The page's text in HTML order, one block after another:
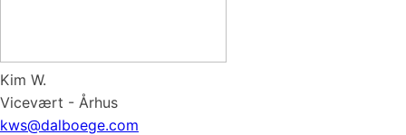
Kim W.
Vicevært - Århus
kws@dalboege.com